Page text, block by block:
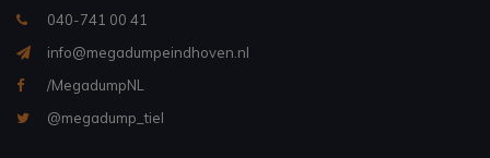
040-741 00 41
info@megadumpeindhoven.nl
/MegadumpNL
@megadump_tiel